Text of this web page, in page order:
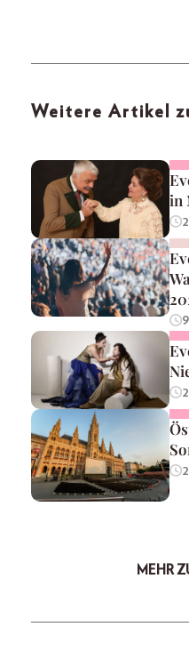
Weitere Artikel
in
MEHR